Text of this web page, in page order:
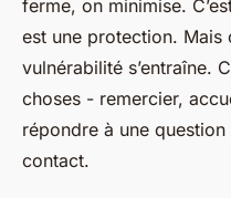
ferme, on minimise.
est une protection. Mais
vulnérabilité s’entraîne.
choses - remercier,
répondre à une
contact.